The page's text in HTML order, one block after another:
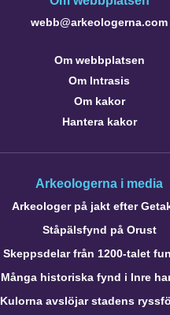
webb@arkeologerna.com
Om webbplatsen
Om Intrasis
Om kakor
Hantera kakor
Arkeologerna i media
Arkeologer på jakt efter
Ståpälsfynd på Orust
Skeppsdelar från 1200-talet
Många historiska fynd i Inre
Kulorna avslöjar stadens